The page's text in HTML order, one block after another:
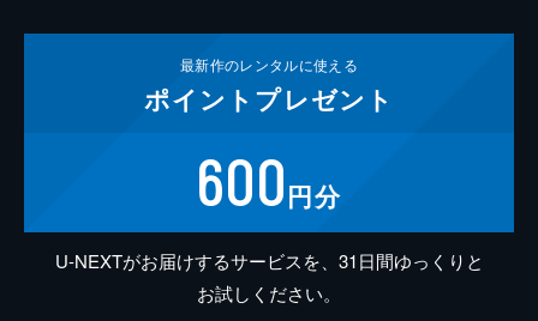
最新作のレンタルに使える
ポイント プレゼント
600円分
U-NEXTがお届けするサービスを、31日間ゆっくりと
お試しください。